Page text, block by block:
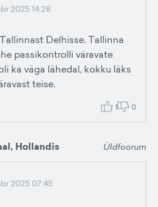
2025 14:28
Delhisse. Tallinna
passikontrolli väravate
ka väga lähedal, kokku läks
teise.
1 0
Hollandis Üldfoorum
2025 07:45